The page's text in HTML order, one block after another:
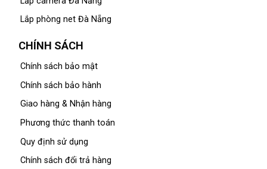
Lắp phòng net Đà Nẵng
CHÍNH SÁCH
Chính sách bảo mật
Chính sách bảo hành
Giao hàng & Nhận hàng
Phương thức thanh toán
Quy định sử dụng
Chính sách đổi trả hàng